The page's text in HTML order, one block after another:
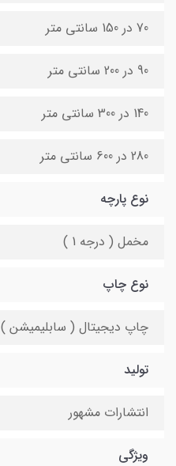
70 در 150 سانتی متر
90 در 200 سانتی متر
140 در 300 سانتی متر
280 در 600 سانتی متر
نوع پارچه
مخمل ( درجه 1 )
نوع چاپ
چاپ دیجیتال ( سابلیمیشن )
تولید
انتشارات مشهور
ویژگی